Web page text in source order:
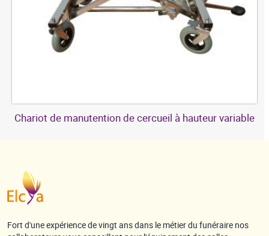
Chariot de manutention de cercueil à hauteur variable
Fort d'une expérience de vingt ans dans le métier du funéraire nos